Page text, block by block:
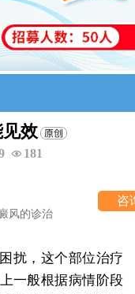
效
181
扰，这个部位治疗
一般根据病情阶段